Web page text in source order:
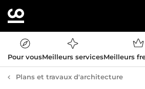
Pour vousMeilleurs servicesMeilleurs
Plans et travaux d'architecture